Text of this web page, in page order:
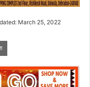
March 25, 2022